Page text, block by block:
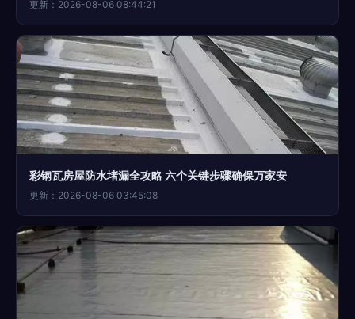
更新：2026-08-06 08:44:21
彩钢瓦房屋防水堵漏全攻略 六个关键步骤确保万家安
更新：2026-08-06 03:45:08